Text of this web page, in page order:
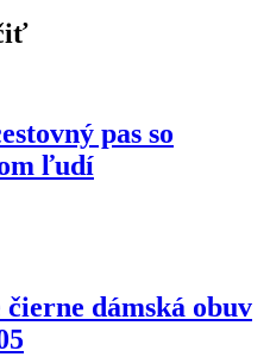
pas so
ľudí
čierne dámská obuv